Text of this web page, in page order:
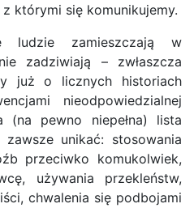
którymi się komunikujemy.
ludzie zamieszczają w
zadziwiają – zwłaszcza
już o licznych historiach
nieodpowiedzialnej
(na pewno niepełna) lista
unikać: stosowania
przeciwko komukolwiek,
używania przekleństw,
chwalenia się podbojami